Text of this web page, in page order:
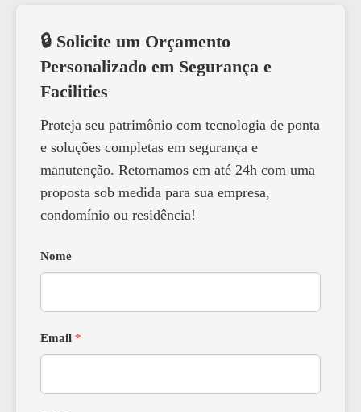
🔒 Solicite um Orçamento
Personalizado em Segurança e
Facilities
Proteja seu patrimônio com tecnologia de ponta
e soluções completas em segurança e
manutenção. Retornamos em até 24h com uma
proposta sob medida para sua empresa,
condomínio ou residência!
Nome
Email *